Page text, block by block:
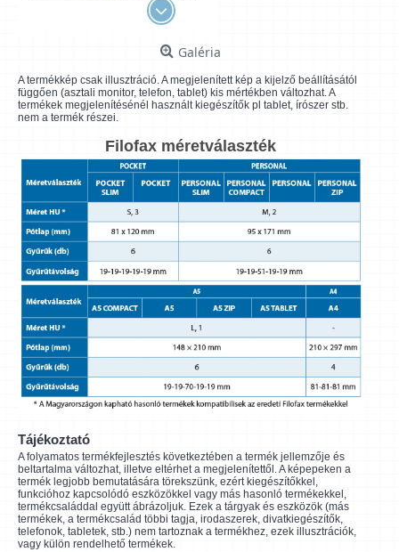
Galéria
A termékkép csak illusztráció. A megjelenített kép a kijelző beállításától
függően (asztali monitor, telefon, tablet) kis mértékben változhat. A
termékek megjelenítésénél használt kiegészítők pl tablet, írószer stb.
nem a termék részei.
Filofax méretválaszték
Tájékoztató
A folyamatos termékfejlesztés következtében a termék jellemzője és
beltartalma változhat, illetve eltérhet a megjelenítettől. A képepeken a
termék legjobb bemutatására törekszünk, ezért kiegészítőkkel,
funkcióhoz kapcsolódó eszközökkel vagy más hasonló termékekkel,
termékcsaláddal együtt ábrázoljuk. Ezek a tárgyak és eszközök (más
termékek, a termékcsalád többi tagja, irodaszerek, divatkiegészítők,
telefonok, tabletek, stb.) nem tartoznak a termékhez, ezek illusztrációk,
vagy külön rendelhető termékek.